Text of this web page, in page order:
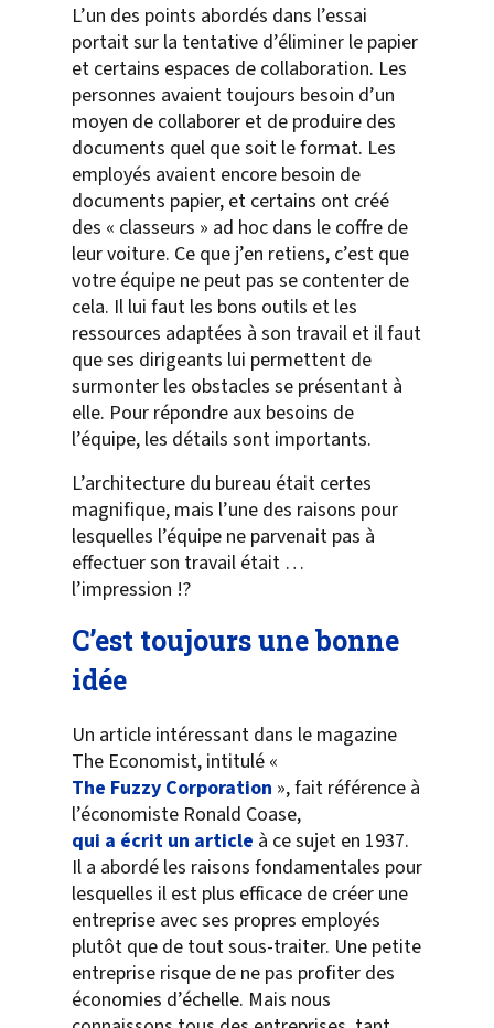
L’un des points abordés dans l’essai
portait sur la tentative d’éliminer le papier
et certains espaces de collaboration. Les
personnes avaient toujours besoin d’un
moyen de collaborer et de produire des
documents quel que soit le format. Les
employés avaient encore besoin de
documents papier, et certains ont créé
des « classeurs » ad hoc dans le coffre de
leur voiture. Ce que j’en retiens, c’est que
votre équipe ne peut pas se contenter de
cela. Il lui faut les bons outils et les
ressources adaptées à son travail et il faut
que ses dirigeants lui permettent de
surmonter les obstacles se présentant à
elle. Pour répondre aux besoins de
l’équipe, les détails sont importants.
L’architecture du bureau était certes
magnifique, mais l’une des raisons pour
lesquelles l’équipe ne parvenait pas à
effectuer son travail était …
l’impression !?
C’est toujours une bonne
idée
Un article intéressant dans le magazine
The Economist, intitulé «
The Fuzzy Corporation », fait référence à
l’économiste Ronald Coase,
qui a écrit un article à ce sujet en 1937.
Il a abordé les raisons fondamentales pour
lesquelles il est plus efficace de créer une
entreprise avec ses propres employés
plutôt que de tout sous-traiter. Une petite
entreprise risque de ne pas profiter des
économies d’échelle. Mais nous